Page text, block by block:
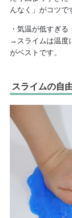
んなく」がコツで
・気温が低すぎ
→スライムは温度
がベストです。
スライムの自